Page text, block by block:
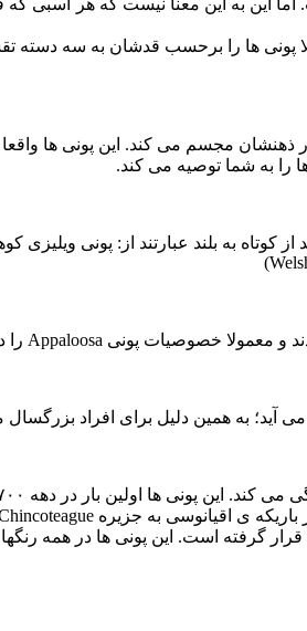
کوچک جثه ای هستند که قد آنها کمتر از ۱,۵ متر است.
قدشان به سه دسته تقسیم می کنند: تا ۱,۲ متر، تا
را به شما توصیه می کند.
آید؛ به همین دلیل برای افراد
گرفته است. این پونی ها در همه